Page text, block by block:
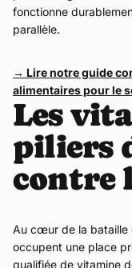
fonctionne
parallèle.
→ Lire notre guide
alimentaires pour le
Les
piliers
contre
Au cœur de la bataille
occupent une place
qualifiée de vitamine